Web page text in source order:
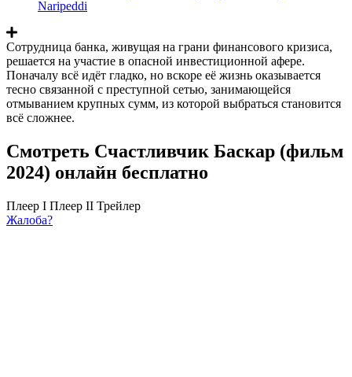
Naripeddi
Сотрудница банка, живущая на грани финансового кризиса,
решается на участие в опасной инвестиционной афере.
Поначалу всё идёт гладко, но вскоре её жизнь оказывается
тесно связанной с преступной сетью, занимающейся
отмыванием крупных сумм, из которой выбраться становится
всё сложнее.
Смотреть Счастливчик Баскар (фильм
2024) онлайн бесплатно
Плеер I Плеер II Трейлер
Жалоба?